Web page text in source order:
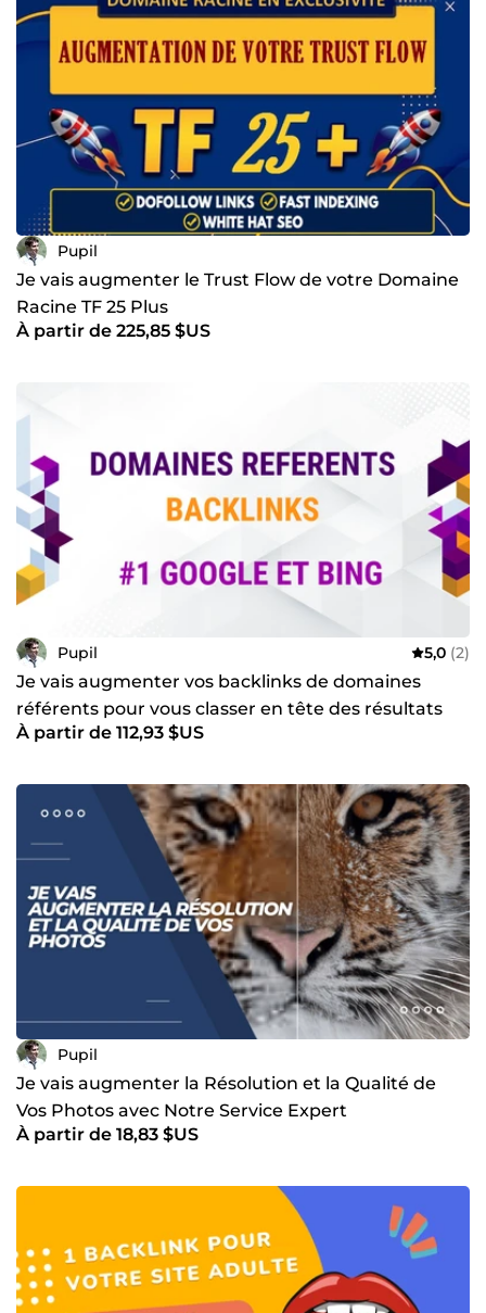
Pupil
Je vais augmenter le Trust Flow de votre Domaine
Racine TF 25 Plus
À partir de 225,85 $US
Pupil 5,0 (2)
Je vais augmenter vos backlinks de domaines
référents pour vous classer en tête des résultats
Google
À partir de 112,93 $US
Pupil
Je vais augmenter la Résolution et la Qualité de
Vos Photos avec Notre Service Expert
À partir de 18,83 $US